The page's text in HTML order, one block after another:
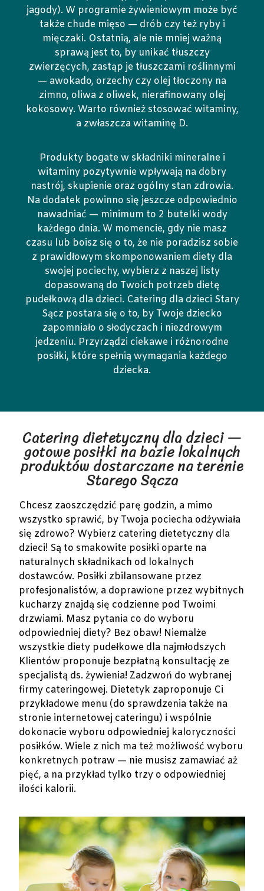
jagody). W programie żywieniowym może być
także chude mięso — drób czy też ryby i
mięczaki. Ostatnią, ale nie mniej ważną
sprawą jest to, by unikać tłuszczy
zwierzęcych, zastąp je tłuszczami roślinnymi
— awokado, orzechy czy olej tłoczony na
zimno, oliwa z oliwek, nierafinowany olej
kokosowy. Warto również stosować witaminy,
a zwłaszcza witaminę D.
Produkty bogate w składniki mineralne i
witaminy pozytywnie wpływają na dobry
nastrój, skupienie oraz ogólny stan zdrowia.
Na dodatek powinno się jeszcze odpowiednio
nawadniać — minimum to 2 butelki wody
każdego dnia. W momencie, gdy nie masz
czasu lub boisz się o to, że nie poradzisz sobie
z prawidłowym skomponowaniem diety dla
swojej pociechy, wybierz z naszej listy
dopasowaną do Twoich potrzeb dietę
pudełkową dla dzieci. Catering dla dzieci Stary
Sącz postara się o to, by Twoje dziecko
zapomniało o słodyczach i niezdrowym
jedzeniu. Przyrządzi ciekawe i różnorodne
posiłki, które spełnią wymagania każdego
dziecka.
Catering dietetyczny dla dzieci —
gotowe posiłki na bazie lokalnych
produktów dostarczane na terenie
Starego Sącza
Chcesz zaoszczędzić parę godzin, a mimo
wszystko sprawić, by Twoja pociecha odżywiała
się zdrowo? Wybierz catering dietetyczny dla
dzieci! Są to smakowite posiłki oparte na
naturalnych składnikach od lokalnych
dostawców. Posiłki zbilansowane przez
profesjonalistów, a doprawione przez wybitnych
kucharzy znajdą się codzienne pod Twoimi
drzwiami. Masz pytania co do wyboru
odpowiedniej diety? Bez obaw! Niemalże
wszystkie diety pudełkowe dla najmłodszych
Klientów proponuje bezpłatną konsultację ze
specjalistą ds. żywienia! Zadzwoń do wybranej
firmy cateringowej. Dietetyk zaproponuje Ci
przykładowe menu (do sprawdzenia także na
stronie internetowej cateringu) i wspólnie
dokonacie wyboru odpowiedniej kaloryczności
posiłków. Wiele z nich ma też możliwość wyboru
konkretnych potraw — nie musisz zamawiać aż
pięć, a na przykład tylko trzy o odpowiedniej
ilości kalorii.